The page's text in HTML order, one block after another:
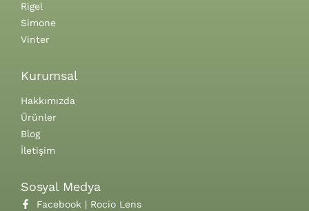
Rigel
Simone
Vinter
Kurumsal
Hakkımızda
Ürünler
Blog
İletişim
Sosyal Medya
Facebook | Rocio Lens